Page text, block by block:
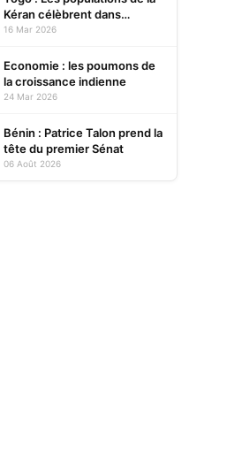
Kéran célèbrent dans
l’allégresse Tislim-Difoini,
16 Mar 2026
Economie : les poumons de
la croissance indienne
24 Mar 2026
Bénin : Patrice Talon prend la
tête du premier Sénat
06 Août 2026